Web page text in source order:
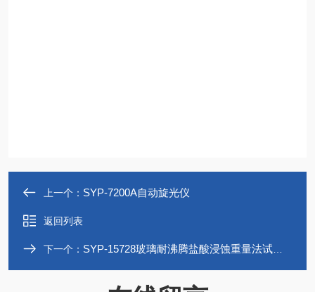
上一个： SYP-7200A自动旋光仪
返回列表
下一个： SYP-15728玻璃耐沸腾盐酸浸蚀重量法试验装置